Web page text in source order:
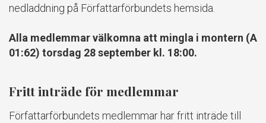
nedladdning på Författarförbundets hemsida.
Alla medlemmar välkomna att mingla i montern (A
01:62) torsdag 28 september kl. 18:00.
Fritt inträde för medlemmar
Författarförbundets medlemmar har fritt inträde till